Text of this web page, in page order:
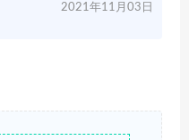
2021年11月03日